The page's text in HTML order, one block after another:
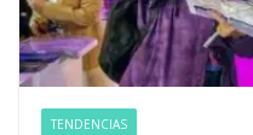
TENDENCIAS